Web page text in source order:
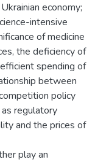
economy;
intensive
of medicine
the deficiency of
spending of
between
policy
regulatory
and the prices of
play an